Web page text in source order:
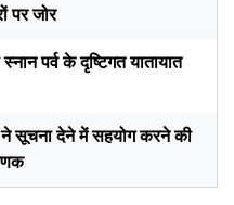
पर जोर
पर्व के दृष्टिगत यातायात
सूचना देने में सहयोग करने की